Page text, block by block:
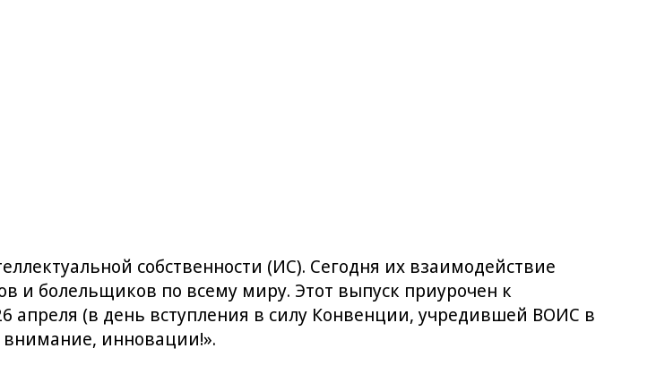
собственности (ИС). Сегодня их взаимодействие
и болельщиков по всему миру. Этот выпуск приурочен к
(в день вступления в силу Конвенции, учредившей ВОИС в
внимание, инновации!».